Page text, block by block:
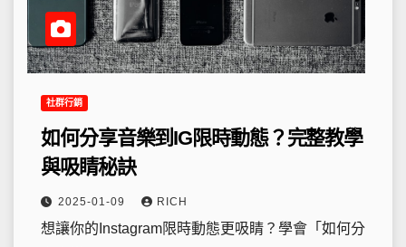
社群行銷
如何分享音樂到IG限時動態？完整教學
與吸睛秘訣
2025-01-09 RICH
想讓你的Instagram限時動態更吸睛？學會「如何分